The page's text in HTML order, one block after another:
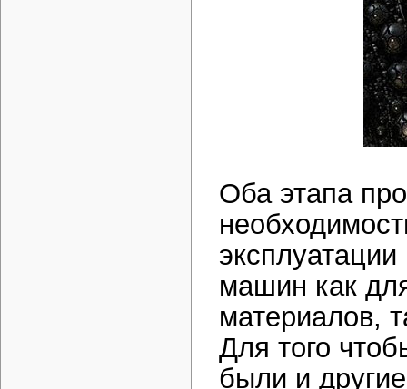
Оба этапа
машин как
материалов,
Для того
были и